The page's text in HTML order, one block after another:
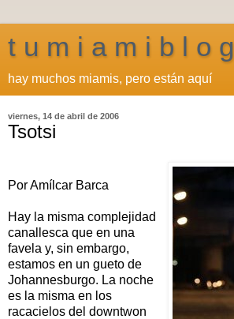
t u m i a m i b l o g
hay muchos miamis, pero están aquí
viernes, 14 de abril de 2006
Tsotsi
Por Amílcar Barca
Hay la misma complejidad
canallesca que en una
favela y, sin embargo,
estamos en un gueto de
Johannesburgo. La noche
es la misma en los
racacielos del downtwon